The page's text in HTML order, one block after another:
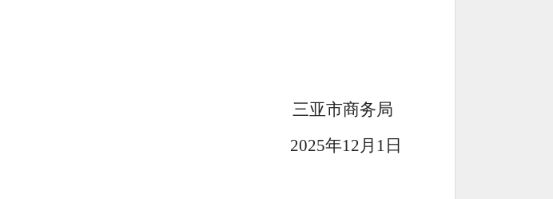
三亚市商务局
2025年12月 1 日